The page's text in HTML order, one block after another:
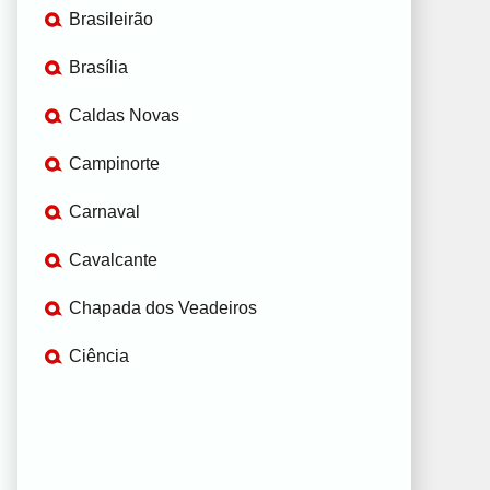
Brasileirão
Brasília
Caldas Novas
Campinorte
Carnaval
Cavalcante
Chapada dos Veadeiros
Ciência